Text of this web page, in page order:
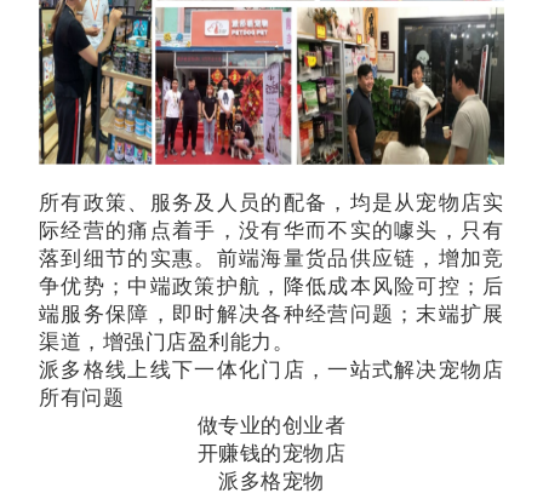
所有政策、服务及人员的配备，均是从宠物店实
际经营的痛点着手，没有华而不实的噱头，只有
落到细节的实惠。前端海量货品供应链，增加竞
争优势；中端政策护航，降低成本风险可控；后
端服务保障，即时解决各种经营问题；末端扩展
渠道，增强门店盈利能力。
派多格线上线下一体化门店，一站式解决宠物店
所有问题
做专业的创业者
开赚钱的宠物店
派多格宠物